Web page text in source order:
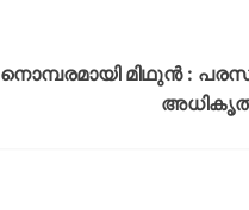
നൊമ്പരമായി മിഥുന്‍ :